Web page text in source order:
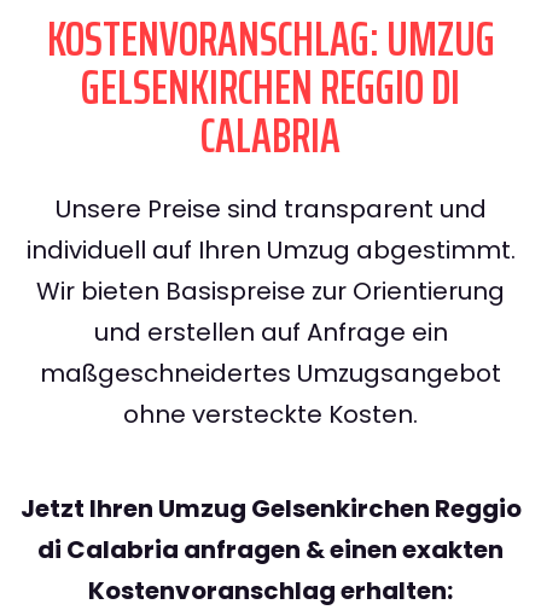
KOSTENVORANSCHLAG: UMZUG
GELSENKIRCHEN REGGIO DI
CALABRIA
Unsere Preise sind transparent und
individuell auf Ihren Umzug abgestimmt.
Wir bieten Basispreise zur Orientierung
und erstellen auf Anfrage ein
maßgeschneidertes Umzugsangebot
ohne versteckte Kosten.
Jetzt Ihren Umzug Gelsenkirchen Reggio
di Calabria anfragen & einen exakten
Kostenvoranschlag erhalten: